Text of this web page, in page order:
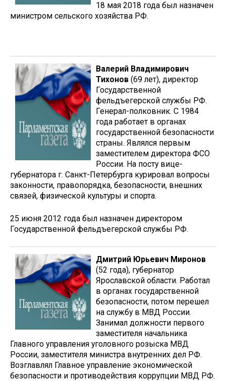
18 мая 2018 года был назначен
министром сельского хозяйства РФ.
Валерий Владимирович
Тихонов (69 лет), директор
Государственной
фельдъегерской службы РФ.
Генерал-полковник. С 1984
года работает в органах
государственной безопасности
страны. Являлся первым
заместителем директора ФСО
России. На посту вице-
губернатора г. Санкт-Петербурга курировал вопросы
законности, правопорядка, безопасности, внешних
связей, физической культуры и спорта.
25 июня 2012 года был назначен директором
Государственной фельдъегерской службы РФ.
Дмитрий Юрьевич Миронов
(52 года), губернатор
Ярославской области. Работал
в органах государственной
безопасности, потом перешел
на службу в МВД России.
Занимал должности первого
заместителя начальника
Главного управления уголовного розыска МВД
России, заместителя министра внутренних дел РФ.
Возглавлял Главное управление экономической
безопасности и противодействия коррупции МВД РФ.